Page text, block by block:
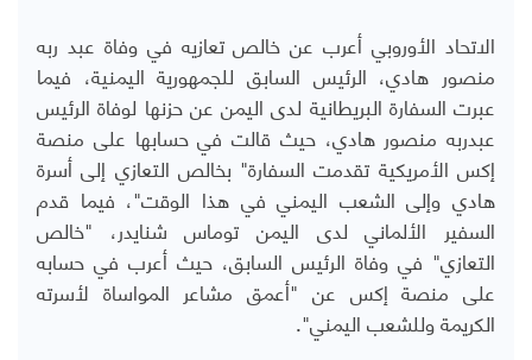
الاتحاد الأوروبي أعرب عن خالص تعازيه في وفاة عبد ربه
منصور هادي، الرئيس السابق للجمهورية اليمنية، فيما
عبرت السفارة البريطانية لدى اليمن عن حزنها لوفاة الرئيس
عبدربه منصور هادي، حيث قالت في حسابها على منصة
إكس الأمريكية تقدمت السفارة" بخالص التعازي إلى أسرة
هادي وإلى الشعب اليمني في هذا الوقت"، فيما قدم
السفير الألماني لدى اليمن توماس شنايدر، "خالص
التعازي" في وفاة الرئيس السابق، حيث أعرب في حسابه
على منصة إكس عن "أعمق مشاعر المواساة لأسرته
الكريمة وللشعب اليمني".